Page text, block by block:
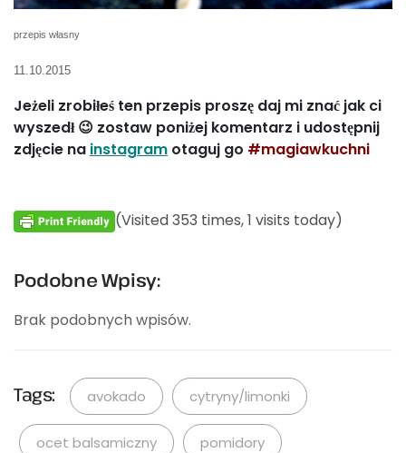
przepis własny
11.10.2015
Jeżeli zrobiłeś ten przepis proszę daj mi znać jak ci
wyszedł 😉 zostaw poniżej komentarz i udostępnij
zdjęcie na instagram otaguj go #magiawkuchni
(Visited 353 times, 1 visits today)
Podobne Wpisy:
Brak podobnych wpisów.
Tags: avokado cytryny/limonki
ocet balsamiczny pomidory